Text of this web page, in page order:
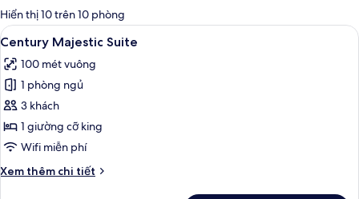
có
thể
dùng
để
lọc
tìm
phòng
Hiển thị 10 trên 10 phòng
Xem
tất
cả
ảnh
Century
Majestic
Suite
Century Majestic Suite | Minibar,
21
Century Majestic Suite
100 mét vuông
1 phòng ngủ
3 khách
1 giường cỡ king
Wifi miễn phí
Xem thêm chi tiết
Chi